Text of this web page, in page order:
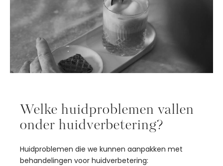
Welke huidproblemen vallen
onder huidverbetering?
Huidproblemen die we kunnen aanpakken met
behandelingen voor huidverbetering: